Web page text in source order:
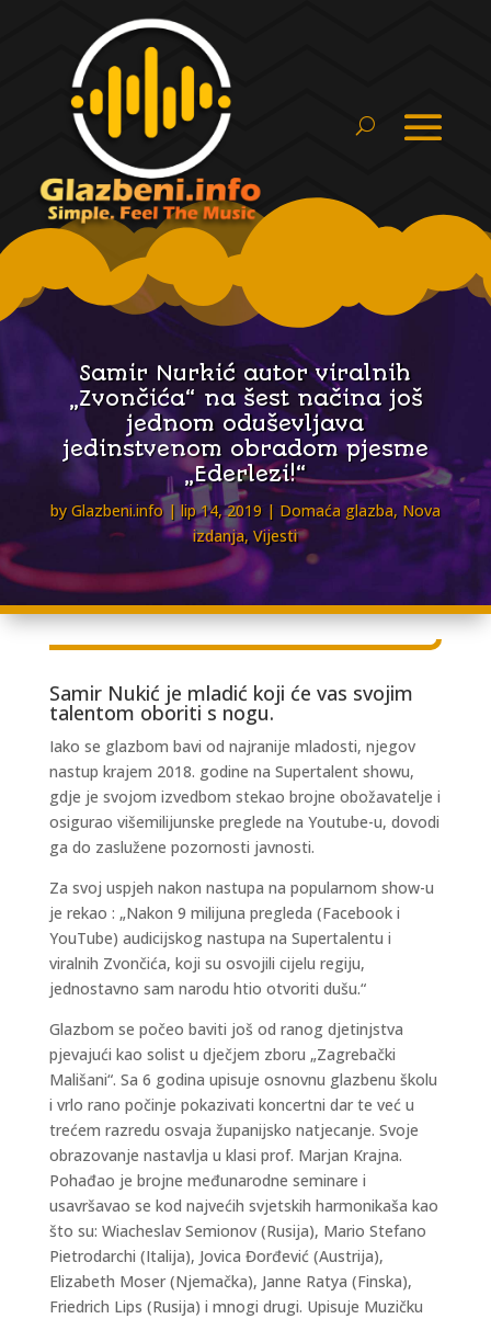
Samir Nurkić autor viralnih
„Zvončića“ na šest načina još
jednom oduševljava
jedinstvenom obradom pjesme
„Ederlezi!“
byGlazbeni.info lip 14, 2019 Domaća glazba, Nova
izdanja,Vijesti
Samir Nukić je mladić koji će vas svojim
talentom oboriti s nogu.
Iako se glazbom bavi od najranije mladosti, njegov
nastup krajem 2018. godine na Supertalent showu,
gdje je svojom izvedbom stekao brojne obožavatelje i
osigurao višemilijunske preglede na Youtube-u, dovodi
ga do zaslužene pozornosti javnosti.
Za svoj uspjeh nakon nastupa na popularnom show-u
je rekao : „Nakon 9 milijuna pregleda (Facebook i
YouTube) audicijskog nastupa na Supertalentu i
viralnih Zvončića, koji su osvojili cijelu regiju,
jednostavno sam narodu htio otvoriti dušu.“
Glazbom se počeo baviti još od ranog djetinjstva
pjevajući kao solist u dječjem zboru „Zagrebački
Mališani“. Sa 6 godina upisuje osnovnu glazbenu školu
i vrlo rano počinje pokazivati koncertni dar te već u
trećem razredu osvaja županijsko natjecanje. Svoje
obrazovanje nastavlja u klasi prof. Marjan Krajna.
Pohađao je brojne međunarodne seminare i
usavršavao se kod najvećih svjetskih harmonikaša kao
što su: Wiacheslav Semionov (Rusija), Mario Stefano
Pietrodarchi (Italija), Jovica Đorđević (Austrija),
Elizabeth Moser (Njemačka), Janne Ratya (Finska),
Friedrich Lips (Rusija) i mnogi drugi. Upisuje Muzičku